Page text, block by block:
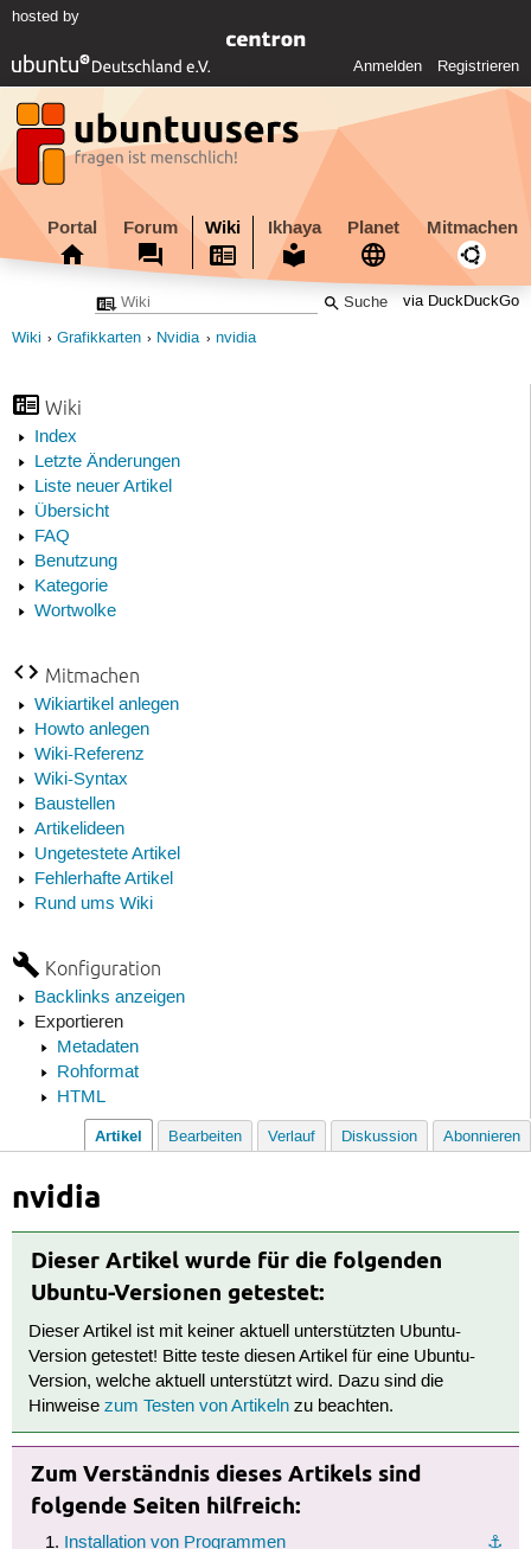
hosted by
Anmelden Registrieren
Portal Forum Wiki Ikhaya Planet Mitmachen
via DuckDuckGo
Wiki Grafikkarten Nvidia nvidia
Wiki
Index
Letzte Änderungen
Liste neuer Artikel
Übersicht
FAQ
Benutzung
Kategorie
Wortwolke
Mitmachen
Wikiartikel anlegen
Howto anlegen
Wiki-Referenz
Wiki-Syntax
Baustellen
Artikelideen
Ungetestete Artikel
Fehlerhafte Artikel
Rund ums Wiki
Konfiguration
Backlinks anzeigen
Exportieren
Metadaten
Rohformat
HTML
Artikel Bearbeiten Verlauf Diskussion Abonnieren
nvidia
Dieser Artikel wurde für die folgenden
Ubuntu-Versionen getestet:
Dieser Artikel ist mit keiner aktuell unterstützten Ubuntu-
Version getestet! Bitte teste diesen Artikel für eine Ubuntu-
Version, welche aktuell unterstützt wird. Dazu sind die
Hinweisezum Testen von Artikeln zu beachten.
Zum Verständnis dieses Artikels sind
folgende Seiten hilfreich:
⚓︎
Installation von Programmen